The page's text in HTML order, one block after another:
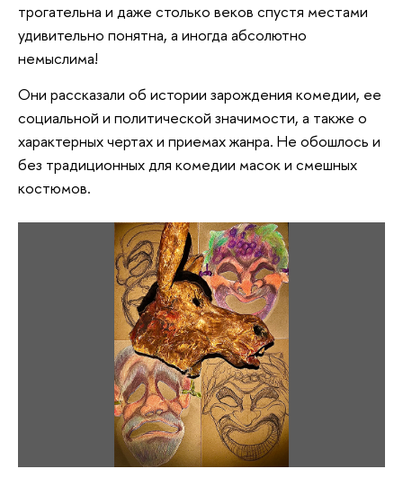
трогательна и даже столько веков спустя местами
удивительно понятна, а иногда абсолютно
немыслима!
Они рассказали об истории зарождения комедии, ее
социальной и политической значимости, а также о
характерных чертах и приемах жанра. Не обошлось и
без традиционных для комедии масок и смешных
костюмов.